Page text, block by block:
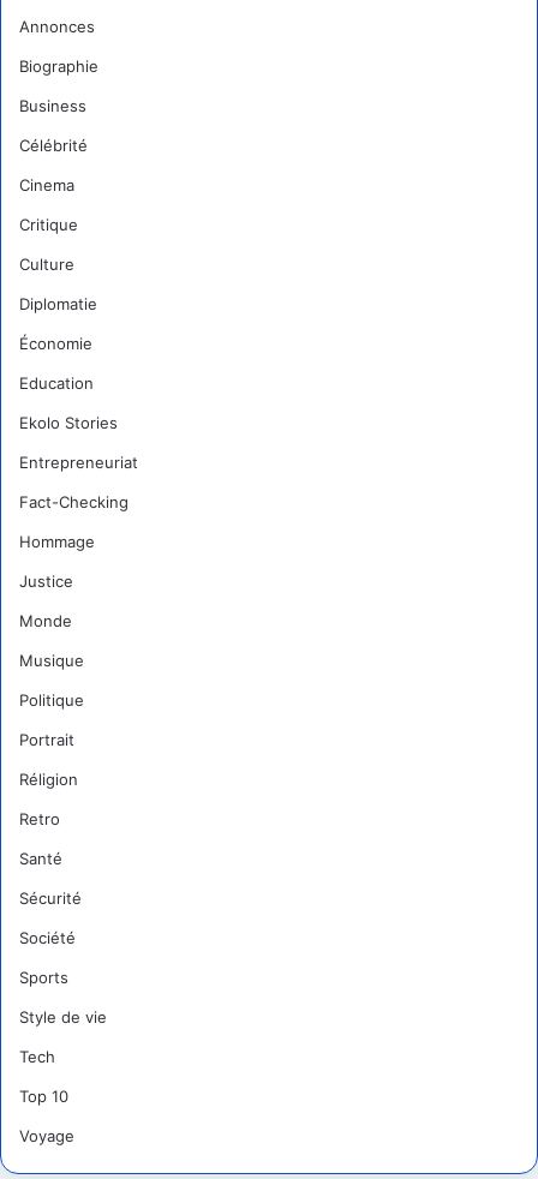
Annonces
Biographie
Business
Célébrité
Cinema
Critique
Culture
Diplomatie
Économie
Education
Ekolo Stories
Entrepreneuriat
Fact-Checking
Hommage
Justice
Monde
Musique
Politique
Portrait
Réligion
Retro
Santé
Sécurité
Société
Sports
Style de vie
Tech
Top 10
Voyage